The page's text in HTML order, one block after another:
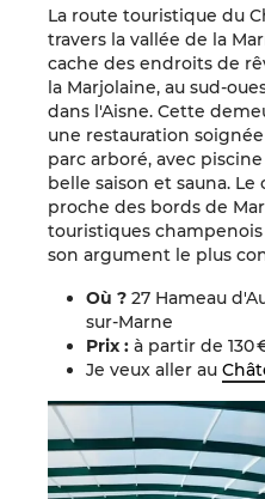
La route touristique du
travers la vallée de la
cache des endroits de
la Marjolaine, au sud-
dans l'Aisne. Cette
une restauration
parc arboré, avec
belle saison et sauna.
proche des bords de
touristiques
son argument le plus
Où ? 27 Hameau
sur-Marne
Prix : à partir de 130
Je veux aller au